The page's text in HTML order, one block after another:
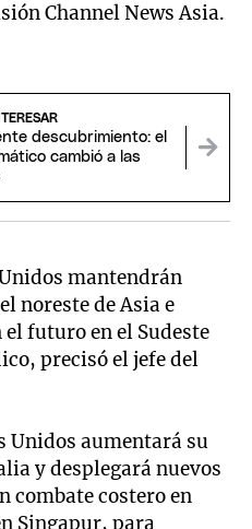
Channel News Asia.
descubrimiento: el
cambió a las
mantendrán
noreste de Asia e
futuro en el Sudeste
precisó el jefe del
Unidos aumentará su
y desplegará nuevos
combate costero en
Singapur, para